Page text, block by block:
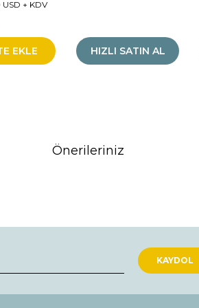
+ KDV
EKLE HIZLI SATIN AL
Önerileriniz
KAYDOL